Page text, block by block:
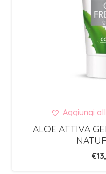
Aggiungi
ALOE ATTIVA
€